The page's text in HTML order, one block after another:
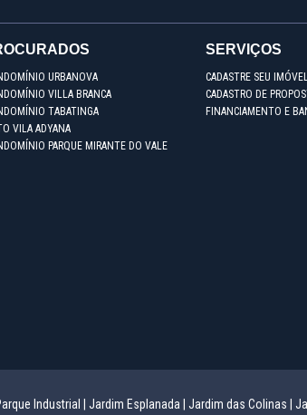
URBANOVA
VILLA BRANCA
TABATINGA
VILA ADYANA
PARQUE MIRANTE DO VALE
SERVIÇOS
CADASTRE SEU
CADASTRO DE
FINANCIAMENTO E
Industrial | Jardim Esplanada | Jardim das Colinas |